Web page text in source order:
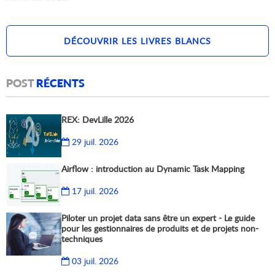
DÉCOUVRIR LES LIVRES BLANCS
POSTRÉCENTS
REX: DevLille 2026
29 juil. 2026
Airflow : introduction au Dynamic Task Mapping
17 juil. 2026
Piloter un projet data sans être un expert - Le guide
pour les gestionnaires de produits et de projets non-
techniques
03 juil. 2026